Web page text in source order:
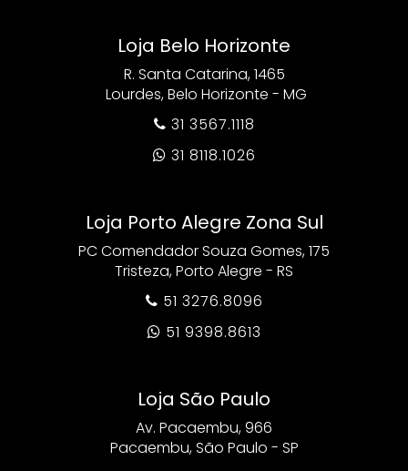
Loja Belo Horizonte
R. Santa Catarina, 1465
Lourdes, Belo Horizonte - MG
 31 3567.1118
 31 8118.1026
Loja Porto Alegre Zona Sul
PC Comendador Souza Gomes, 175
Tristeza, Porto Alegre - RS
 51 3276.8096
 51 9398.8613
Loja São Paulo
Av. Pacaembu, 966
Pacaembu, São Paulo - SP